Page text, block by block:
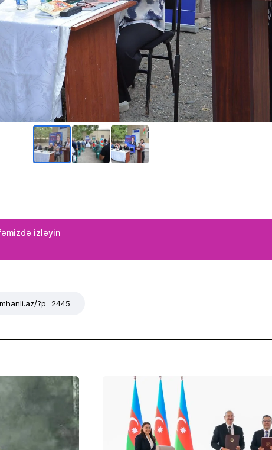
izləyin
?p=2445